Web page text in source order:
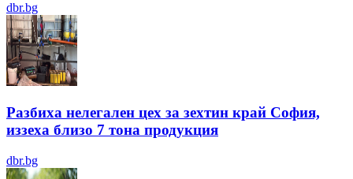
dbr.bg
Разбиха нелегален цех за зехтин край София,
иззеха близо 7 тона продукция
dbr.bg